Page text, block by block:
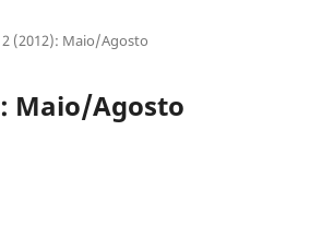
2 (2012): Maio/Agosto
Maio/Agosto